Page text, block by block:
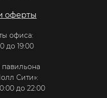
оферты
офиса:
до 19:00
Сити»:
до 22:00